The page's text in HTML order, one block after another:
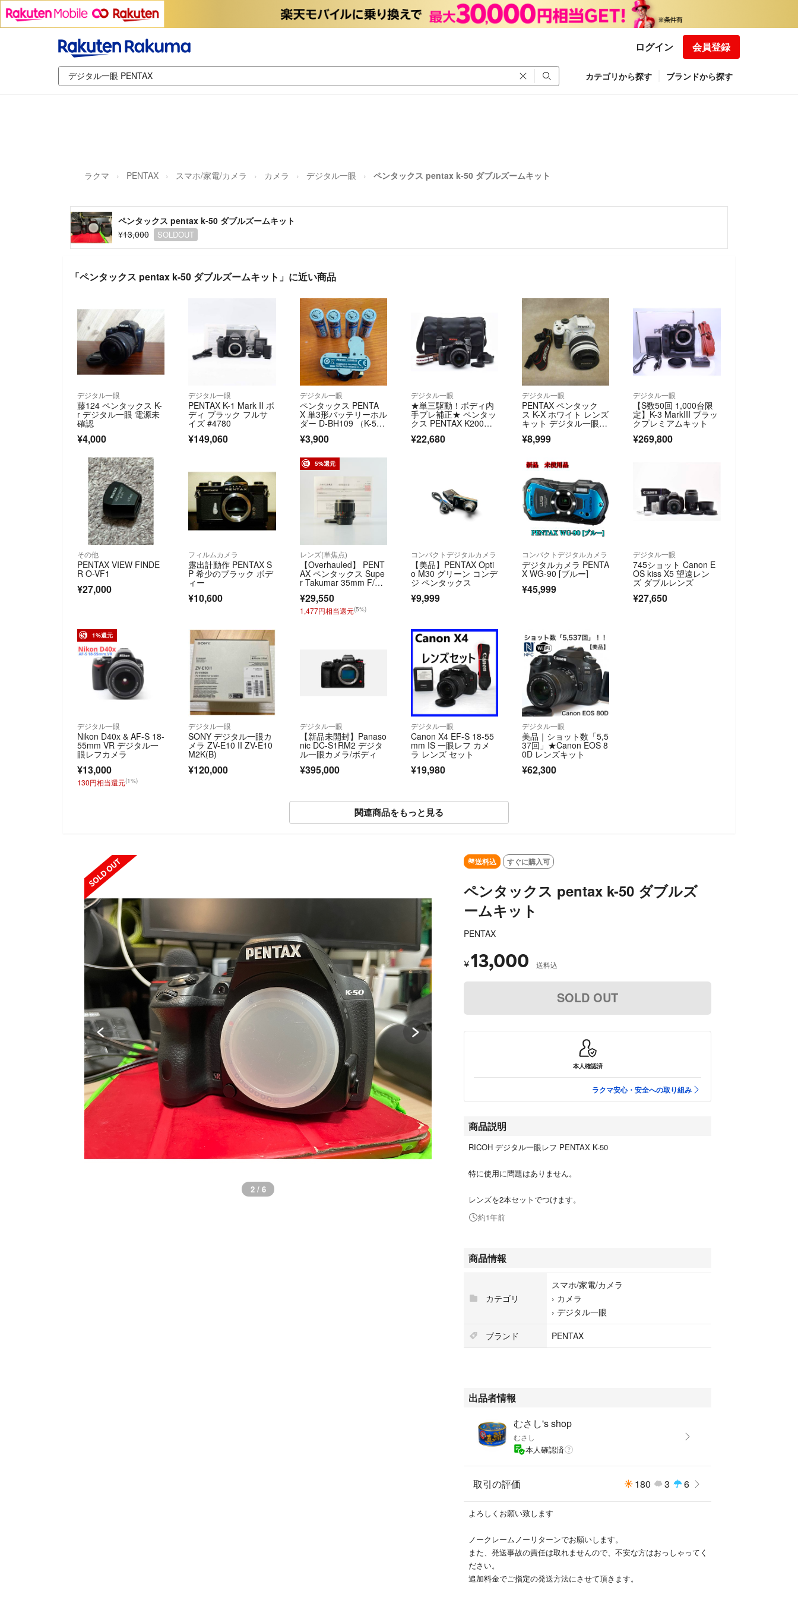
ログイン 会員登録
カテゴリから探す ブランドから探す
ラクマ PENTAX スマホ/家電/カメラ カメラ デジタル一眼 ペンタックス pentax k-50 ダブルズームキット
ペンタックス pentax k-50 ダブルズームキット
¥13,000
SOLDOUT
「ペンタックス pentax k-50 ダブルズームキット」に近い商品
デジタル一眼
藤124 ペンタックス K-
r デジタル一眼 電源未
確認
¥4,000
デジタル一眼
PENTAX K-1 Mark II ボ
ディ ブラック フルサ
イズ #4780
¥149,060
デジタル一眼
ペンタックス PENTA
X 単3形バッテリーホル
ダー D-BH109 （K-5
0、K-30、K-r用） リチ
ウム電池おまけ
¥3,900
デジタル一眼
★単三駆動！ボディ内
手ブレ補正★ ペンタッ
クス PENTAX K200
D キット
¥22,680
デジタル一眼
PENTAX ペンタック
ス K-X ホワイト レンズ
キット デジタル一眼カ
メラ
¥8,999
デジタル一眼
【S数50回 1,000台限
定】K-3 MarkIII ブラッ
クプレミアムキット
¥269,800
その他
PENTAX VIEW FINDE
R O-VF1
¥27,000
フィルムカメラ
露出計動作 PENTAX S
P 希少のブラック ボデ
ィー
¥10,600
5%還元
レンズ(単焦点)
【Overhauled】 PENT
AX ペンタックス Supe
r Takumar 35mm F/
ズ
¥29,550
1,477円相当還元(5%)
コンパクトデジタルカメラ
【美品】PENTAX Opti
o M30 グリーン コンデ
ジ ペンタックス
¥9,999
コンパクトデジタルカメラ
デジタルカメラ PENTA
X WG-90 [ブルー]
¥45,999
デジタル一眼
745ショット Canon E
OS kiss X5 望遠レン
ズ ダブルレンズ
¥27,650
1%還元
デジタル一眼
Nikon D40x & AF-S 18-
55mm VR デジタル一
眼レフカメラ
¥13,000
130円相当還元(1%)
デジタル一眼
SONY デジタル一眼カ
メラ ZV-E10 II ZV-E10
M2K(B)
¥120,000
デジタル一眼
【新品未開封】Panaso
nic DC-S1RM2 デジタ
ル一眼カメラ/ボディ
¥395,000
デジタル一眼
Canon X4 EF-S 18-55
mm IS 一眼レフ カメ
ラ レンズ セット
¥19,980
デジタル一眼
美品｜ショット数「5,5
37回」★Canon EOS 8
0D レンズキット
¥62,300
関連商品をもっと見る
SOLD OUT
2 / 6
送料込 すぐに購入可
ペンタックス pentax k-50 ダブルズ
ームキット
PENTAX
¥13,000 送料込
SOLD OUT
本人確認済
ラクマ安心・安全への取り組み
商品説明
RICOH デジタル一眼レフ PENTAX K-50
特に使用に問題はありません。
レンズを2本セットでつけます。
約1年前
商品情報
カテゴリ
スマホ/家電/カメラ
› カメラ
› デジタル一眼
ブランド
PENTAX
出品者情報
むさし's shop
むさし
本人確認済
取引の評価 180 3 6
よろしくお願い致します
ノークレームノーリターンでお願いします。
また、発送事故の責任は取れませんので、不安な方はおっしゃってく
ださい。
追加料金でご指定の発送方法にさせて頂きます。